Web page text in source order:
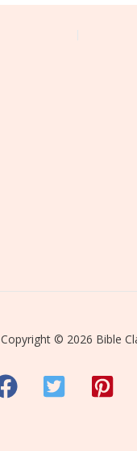
Copyright © 2026 Bible